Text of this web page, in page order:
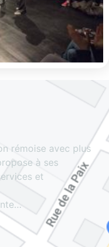
rémoise avec plus
à ses
et